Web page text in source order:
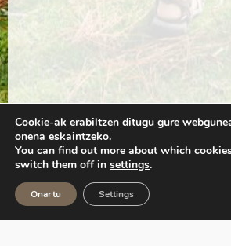
Cookie-ak erabiltzen ditugu gure
onena eskaintzeko.
You can find out more about which
switch them off in settings.
Onartu Settings